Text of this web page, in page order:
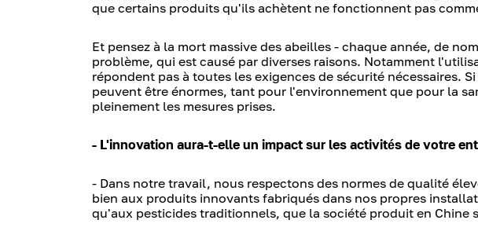
que certains produits qu'ils achètent ne fonctionnent pas
Et pensez à la mort massive des abeilles - chaque année, de
problème, qui est causé par diverses raisons. Notamment
répondent pas à toutes les exigences de sécurité nécessaires.
peuvent être énormes, tant pour l'environnement que pour la
pleinement les mesures prises.
- L'innovation aura-t-elle un impact sur les activités de votre
- Dans notre travail, nous respectons des normes de qualité
bien aux produits innovants fabriqués dans nos propres
qu'aux pesticides traditionnels, que la société produit en Chine